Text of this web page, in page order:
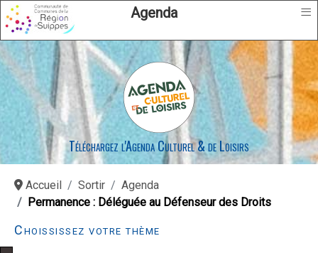
Agenda ≡
Téléchargez l'Agenda Culturel & de Loisirs
Accueil Sortir
Agenda
Permanence : Déléguée au Défenseur des Droits
Choississez votre thème